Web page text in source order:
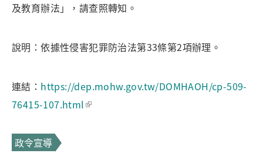
及教育辦法」，請查照轉知。
說明：依據性侵害犯罪防治法第33條第2項辦理。
連結： https://dep.mohw.gov.tw/DOMHAOH/cp-509-
76415-107.html
政令宣導